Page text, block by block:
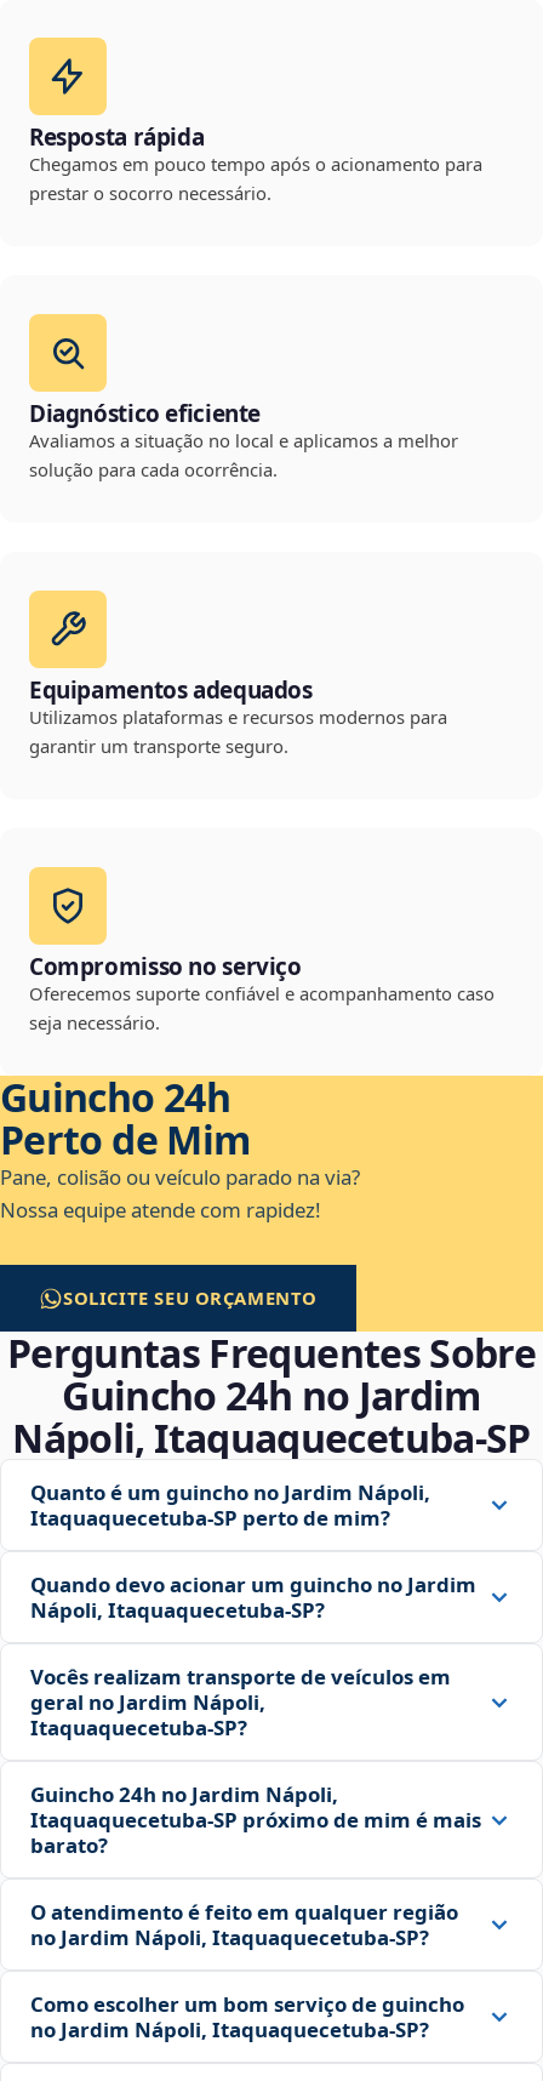
Resposta rápida
Chegamos em pouco tempo após o acionamento para
prestar o socorro necessário.
Diagnóstico eficiente
Avaliamos a situação no local e aplicamos a melhor
solução para cada ocorrência.
Equipamentos adequados
Utilizamos plataformas e recursos modernos para
garantir um transporte seguro.
Compromisso no serviço
Oferecemos suporte confiável e acompanhamento caso
seja necessário.
Guincho 24h
Perto de Mim
Pane, colisão ou veículo parado na via?
Nossa equipe atende com rapidez!
SOLICITE SEU ORÇAMENTO
Perguntas Frequentes Sobre
Guincho 24h no Jardim
Nápoli, Itaquaquecetuba‑SP
Quanto é um guincho no Jardim Nápoli,
Itaquaquecetuba‑SP perto de mim?
Quando devo acionar um guincho no Jardim
Nápoli, Itaquaquecetuba‑SP?
Vocês realizam transporte de veículos em
geral no Jardim Nápoli,
Itaquaquecetuba‑SP?
Guincho 24h no Jardim Nápoli,
Itaquaquecetuba‑SP próximo de mim é mais
barato?
O atendimento é feito em qualquer região
no Jardim Nápoli, Itaquaquecetuba‑SP?
Como escolher um bom serviço de guincho
no Jardim Nápoli, Itaquaquecetuba‑SP?